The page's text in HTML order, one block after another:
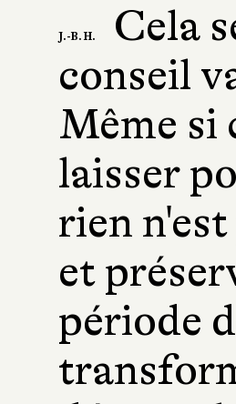
J.-B. H.
Cela
conseil
Même si
laisser
rien
et
période